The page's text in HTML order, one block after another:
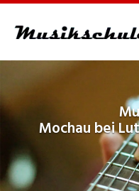
Mochau bei